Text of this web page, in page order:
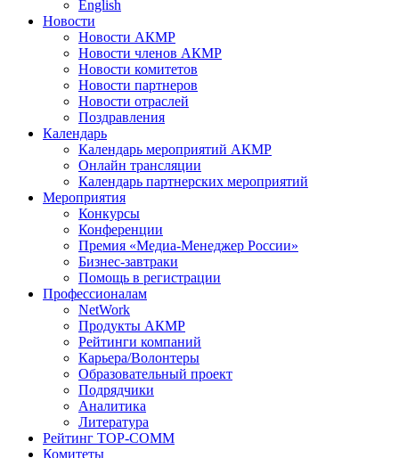
English
Новости
Новости АКМР
Новости членов АКМР
Новости комитетов
Новости партнеров
Новости отраслей
Поздравления
Календарь
Календарь мероприятий АКМР
Онлайн трансляции
Календарь партнерских мероприятий
Мероприятия
Конкурсы
Конференции
Премия «Медиа-Менеджер России»
Бизнес-завтраки
Помощь в регистрации
Профессионалам
NetWork
Продукты АКМР
Рейтинги компаний
Карьера/Волонтеры
Образовательный проект
Подрядчики
Аналитика
Литература
Рейтинг TOP-COMM
Комитеты